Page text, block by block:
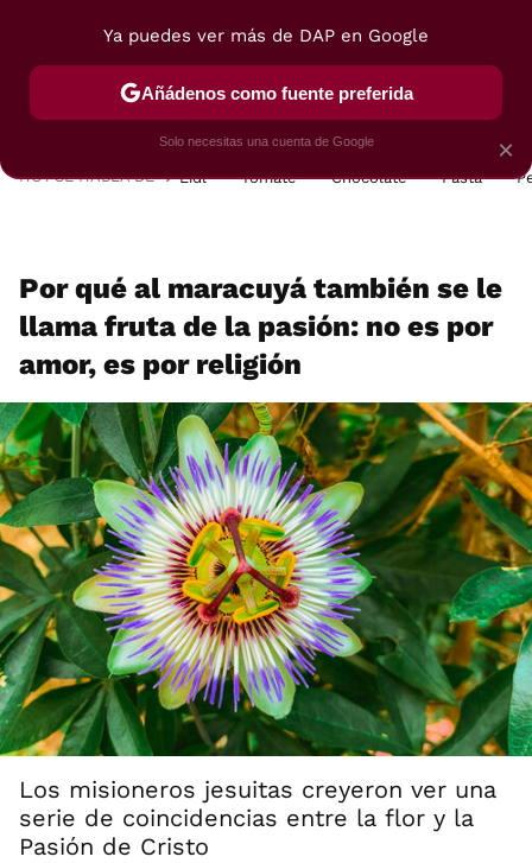
POSTRES VIAJES SELECCIÓN VEGUI
HOY SE HABLA DE Lidl Tomate Chocolate Pasta
Por qué al maracuyá también se le
llama fruta de la pasión: no es por
amor, es por religión
Los misioneros jesuitas creyeron ver una
serie de coincidencias entre la flor y la
Pasión de Cristo
×
Ya puedes ver más de DAP en Google
Añádenos como fuente preferida
Solo necesitas una cuenta de Google